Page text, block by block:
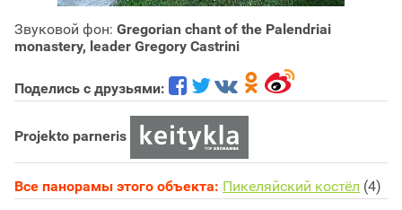
Звуковой фон: Gregorian chant of the Palendriai
monastery, leader Gregory Castrini
Поделись с друзьями:
Projekto parneris
Все панорамы этого объекта: Пикеляйский костёл (4)